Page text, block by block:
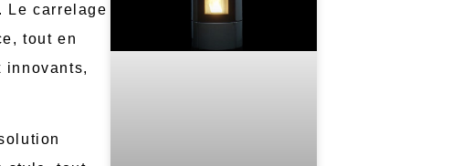
. Le carrelage
tout en
innovants,